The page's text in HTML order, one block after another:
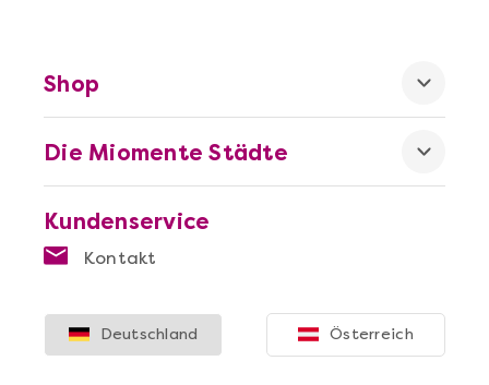
Die beste Pizza@Home
Kundenservice
Kontakt
Die Miomente Städte
Shop
Deutschland Österreich